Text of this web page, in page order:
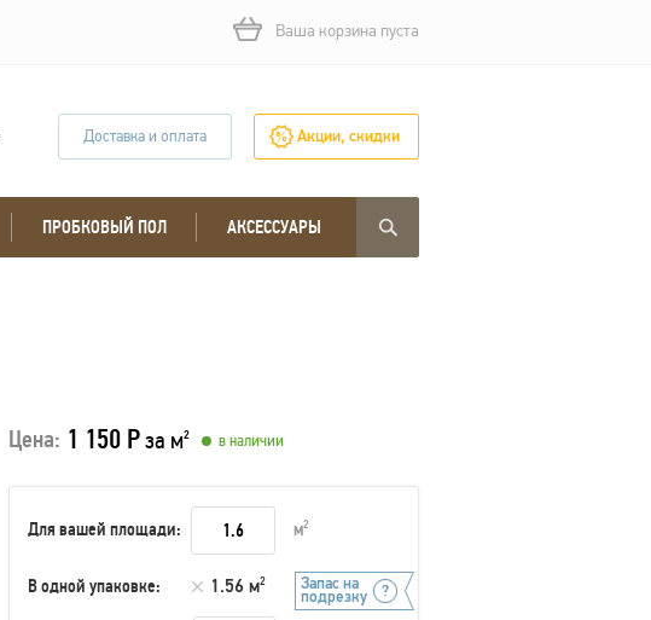
Ваша корзина пуста
Доставка и оплата Акции, скидки
ПРОБКОВЫЙ ПОЛ АКСЕССУАРЫ
Цена: 1 150 Рза м2 в наличии
Для вашей площади: м2
В одной упаковке: 1.56 м2 Запас на
подрезку